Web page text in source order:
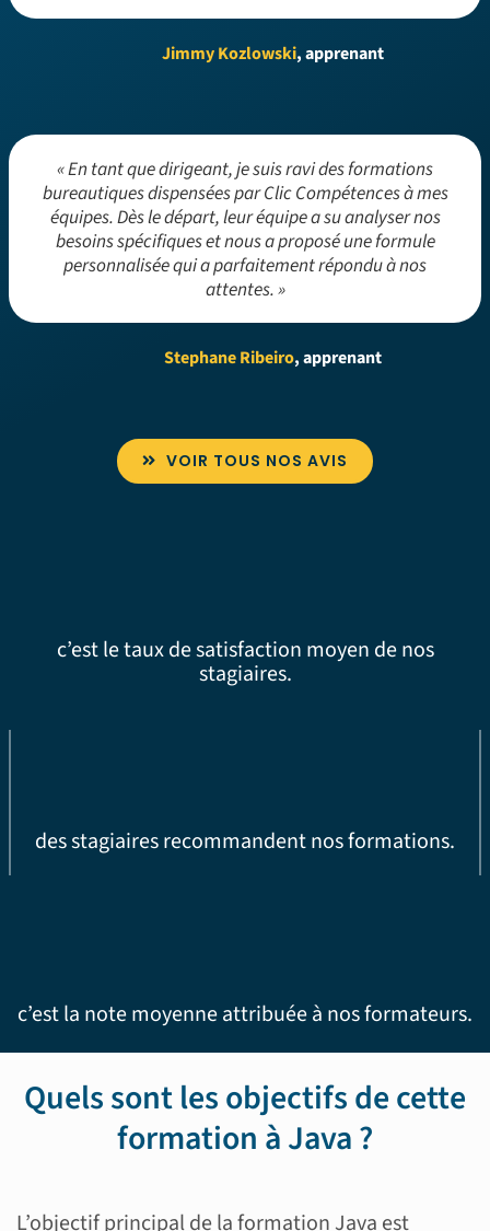
Jimmy Kozlowski, apprenant
« En tant que dirigeant, je suis ravi des formations
bureautiques dispensées par Clic Compétences à mes
équipes. Dès le départ, leur équipe a su analyser nos
besoins spécifiques et nous a proposé une formule
personnalisée qui a parfaitement répondu à nos
attentes. »
Stephane Ribeiro, apprenant
VOIR TOUS NOS AVIS
c’est le taux de satisfaction moyen de nos
stagiaires.
des stagiaires recommandent nos formations.
c’est la note moyenne attribuée à nos formateurs.
Quels sont les objectifs de cette
formation à Java ?
L’objectif principal de la formation Java est